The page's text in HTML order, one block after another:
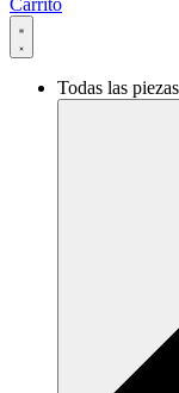
Carrito
Todas las